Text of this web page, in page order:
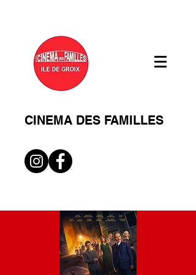
CINEMA DES FAMILLES